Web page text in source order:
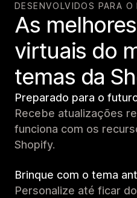
DESENVOLVIDOS PARA O
As
virtuais do
temas da
Preparado para o
Recebe atualizações
funciona com os
Shopify.
Brinque com o tema
Personalize até ficar